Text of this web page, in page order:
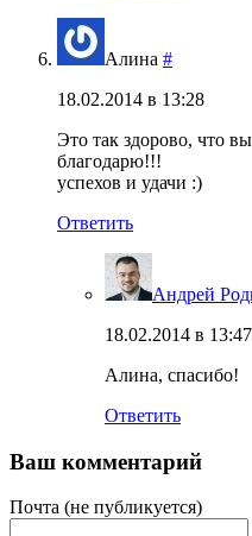
Алина #
18.02.2014 в 13:28
Это так здорово, что
благодарю!!!
успехов и удачи :)
Ответить
Андрей
18.02.2014 в 13:47
Алина, спасибо!
Ответить
Ваш комментарий
Почта (не публикуется)